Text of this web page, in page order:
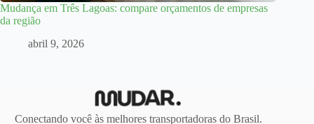
Mudança em Três Lagoas: compare orçamentos de empresas
da região
abril 9, 2026
Conectando você às melhores transportadoras do Brasil.